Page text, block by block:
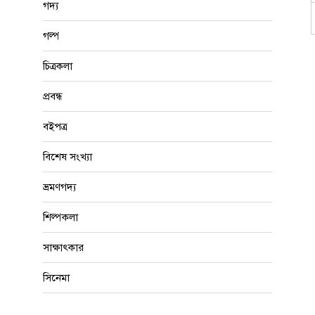
গদ্য
গল্প
চিত্রকলা
প্রবন্ধ
বইপত্র
বিশেষ সংখ্যা
ভ্রমণগদ্য
শিল্পকলা
সাক্ষাৎকার
সিনেমা